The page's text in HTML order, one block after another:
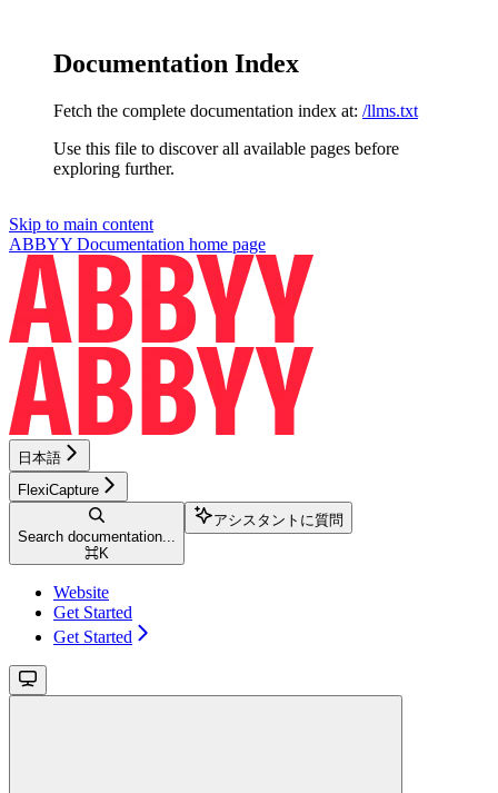
Documentation Index
Fetch the complete documentation index at: /llms.txt
Use this file to discover all available pages before
exploring further.
Skip to main content
ABBYY Documentation home page
日本語
FlexiCapture
Search documentation...
⌘K
アシスタントに質問
Website
Get Started
Get Started